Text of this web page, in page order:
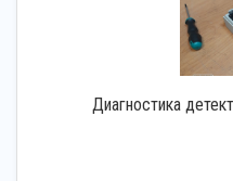
Диагностика